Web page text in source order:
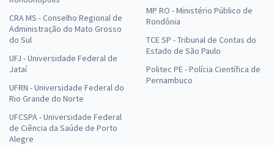
CRA MS - Conselho Regional de
Administração do Mato Grosso
do Sul
UFJ - Universidade Federal de
Jataí
UFRN - Universidade Federal do
Rio Grande do Norte
UFCSPA - Universidade Federal
de Ciência da Saúde de Porto
Alegre
MP RO - Ministério Público de
Rondônia
TCE SP - Tribunal de Contas do
Estado de São Paulo
Politec PE - Polícia Científica de
Pernambuco